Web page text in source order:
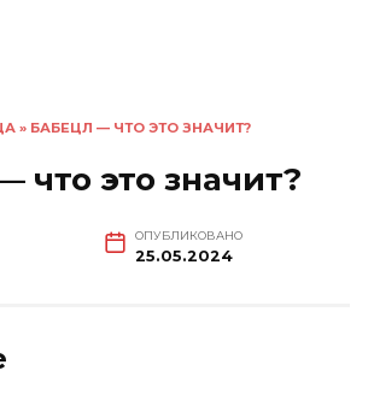
» БАБЕЦЛ — ЧТО ЭТО ЗНАЧИТ?
что это значит?
ОПУБЛИКОВАНО
25.05.2024